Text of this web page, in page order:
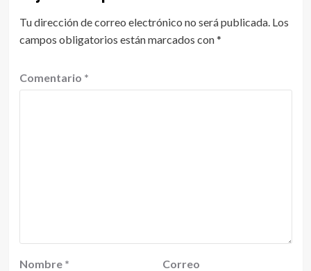
Tu dirección de correo electrónico no será publicada. Los
campos obligatorios están marcados con*
Comentario *
Nombre *
Correo